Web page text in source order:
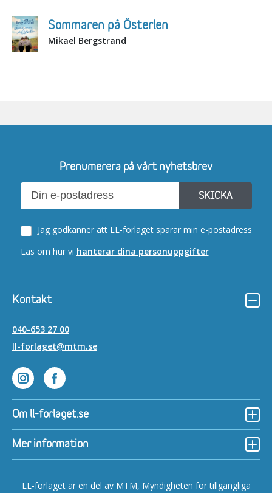
Sommaren på Österlen
Mikael Bergstrand
Prenumerera på vårt nyhetsbrev
SKICKA
Jag godkänner att LL-förlaget sparar min e-postadress
Läs om hur vi hanterar dina personuppgifter
Kontakt
040-653 27 00
ll-forlaget@mtm.se
Lättläst på Instagram
Om ll-forlaget.se
Mer information
LL-förlaget är en del av MTM, Myndigheten för tillgängliga